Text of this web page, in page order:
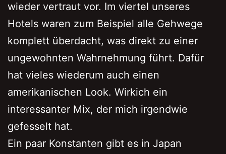
wieder vertraut vor. Im viertel unseres
Hotels waren zum Beispiel alle Gehwege
komplett überdacht, was direkt zu einer
ungewohnten Wahrnehmung führt. Dafür
hat vieles wiederum auch einen
amerikanischen Look. Wirkich ein
interessanter Mix, der mich irgendwie
gefesselt hat.
Ein paar Konstanten gibt es in Japan